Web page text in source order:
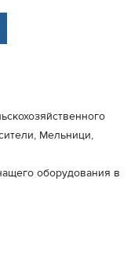
Мельници,
оборудования в